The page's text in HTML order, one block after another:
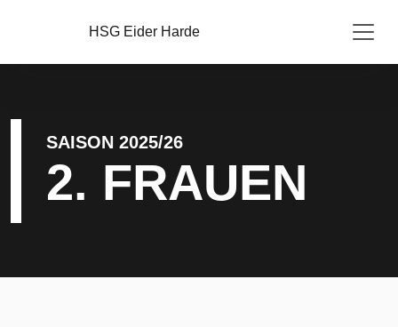
HSG Eider Harde
SAISON 2025/26
2. FRAUEN